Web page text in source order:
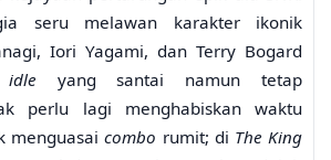
seru melawan karakter ikonik
Iori Yagami, dan Terry Bogard
idle yang santai namun tetap
perlu lagi menghabiskan waktu
menguasaicombo rumit; di The King